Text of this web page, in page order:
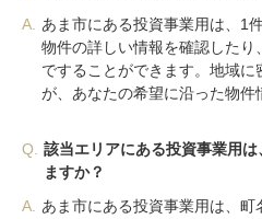
A.
あま市にある投資事業用は、1
物件の詳しい情報を確認した
ですることができます。地域
が、あなたの希望に沿った物件
Q.
該当エリアにある投資事業用
ますか？
A.
あま市にある投資事業用は、